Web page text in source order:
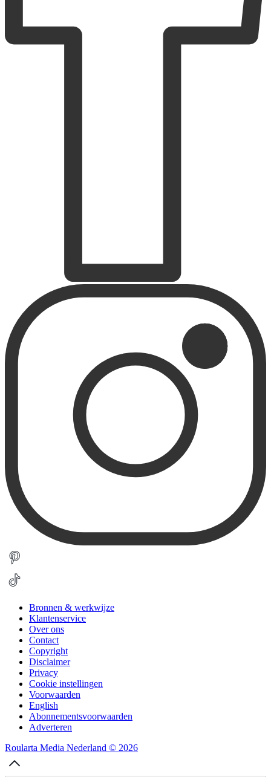
Bronnen & werkwijze
Klantenservice
Over ons
Contact
Copyright
Disclaimer
Privacy
Cookie instellingen
Voorwaarden
English
Abonnementsvoorwaarden
Adverteren
Roularta Media Nederland © 2026